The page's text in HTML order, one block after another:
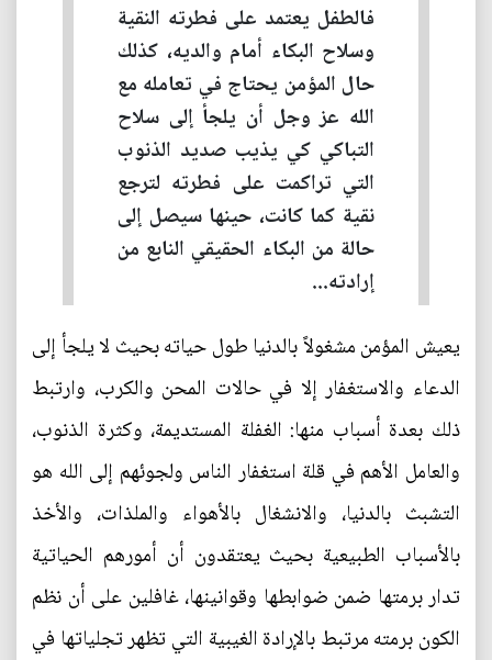
فالطفل يعتمد على فطرته النقية
وسلاح البكاء أمام والديه، كذلك
حال المؤمن يحتاج في تعامله مع
الله عز وجل أن يلجأ إلى سلاح
التباكي كي يذيب صديد الذنوب
التي تراكمت على فطرته لترجع
نقية كما كانت، حينها سيصل إلى
حالة من البكاء الحقيقي النابع من
إرادته...
يعيش المؤمن مشغولاً بالدنيا طول حياته بحيث لا يلجأ إلى
الدعاء والاستغفار إلا في حالات المحن والكرب، وارتبط
ذلك بعدة أسباب منها: الغفلة المستديمة، وكثرة الذنوب،
والعامل الأهم في قلة استغفار الناس ولجوئهم إلى الله هو
التشبث بالدنيا، والانشغال بالأهواء والملذات، والأخذ
بالأسباب الطبيعية بحيث يعتقدون أن أمورهم الحياتية
تدار برمتها ضمن ضوابطها وقوانينها، غافلين على أن نظم
الكون برمته مرتبط بالإرادة الغيبية التي تظهر تجلياتها في